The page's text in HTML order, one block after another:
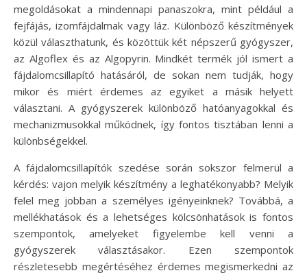
megoldásokat a mindennapi panaszokra, mint például a
fejfájás, izomfájdalmak vagy láz. Különböző készítmények
közül választhatunk, és közöttük két népszerű gyógyszer,
az Algoflex és az Algopyrin. Mindkét termék jól ismert a
fájdalomcsillapító hatásáról, de sokan nem tudják, hogy
mikor és miért érdemes az egyiket a másik helyett
választani. A gyógyszerek különböző hatóanyagokkal és
mechanizmusokkal működnek, így fontos tisztában lenni a
különbségekkel.
A fájdalomcsillapítók szedése során sokszor felmerül a
kérdés: vajon melyik készítmény a leghatékonyabb? Melyik
felel meg jobban a személyes igényeinknek? Továbbá, a
mellékhatások és a lehetséges kölcsönhatások is fontos
szempontok, amelyeket figyelembe kell venni a
gyógyszerek választásakor. Ezen szempontok
részletesebb megértéséhez érdemes megismerkedni az